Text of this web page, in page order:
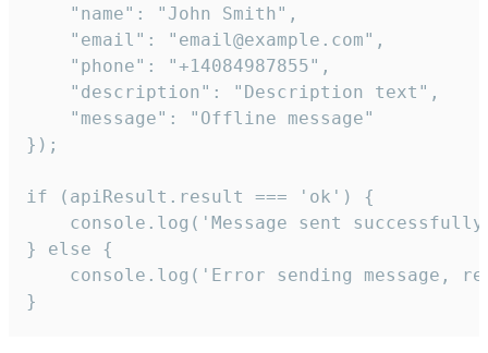
    "name": "John Smith",
    "email": "email@example.com",
    "phone": "+14084987855",
    "description": "Description text",
    "message": "Offline message"
});
if (apiResult.result === 'ok') {
console.log('Message sent
} else {
console.log('Error sending message,
}